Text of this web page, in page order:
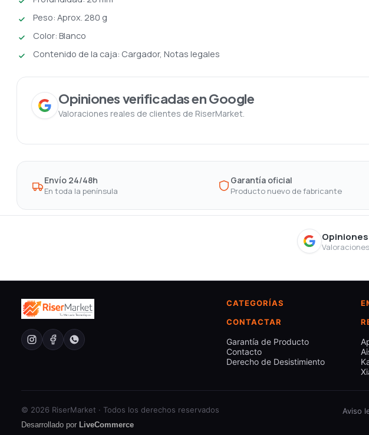
Peso: Aprox. 280 g
Color: Blanco
Contenido de la caja: Cargador, Notas legales
Opiniones verificadas en Google
Valoraciones reales de clientes de RiserMarket.
Envío 24/48h
En toda la península
Garantía oficial
Producto nuevo de fabricante
CATEGORÍAS
CONTACTAR
Garantía de Producto
Contacto
Derecho de Desistimiento
© 2026 RiserMarket · Todos los derechos reservados
Desarrollado por LiveCommerce
Aviso